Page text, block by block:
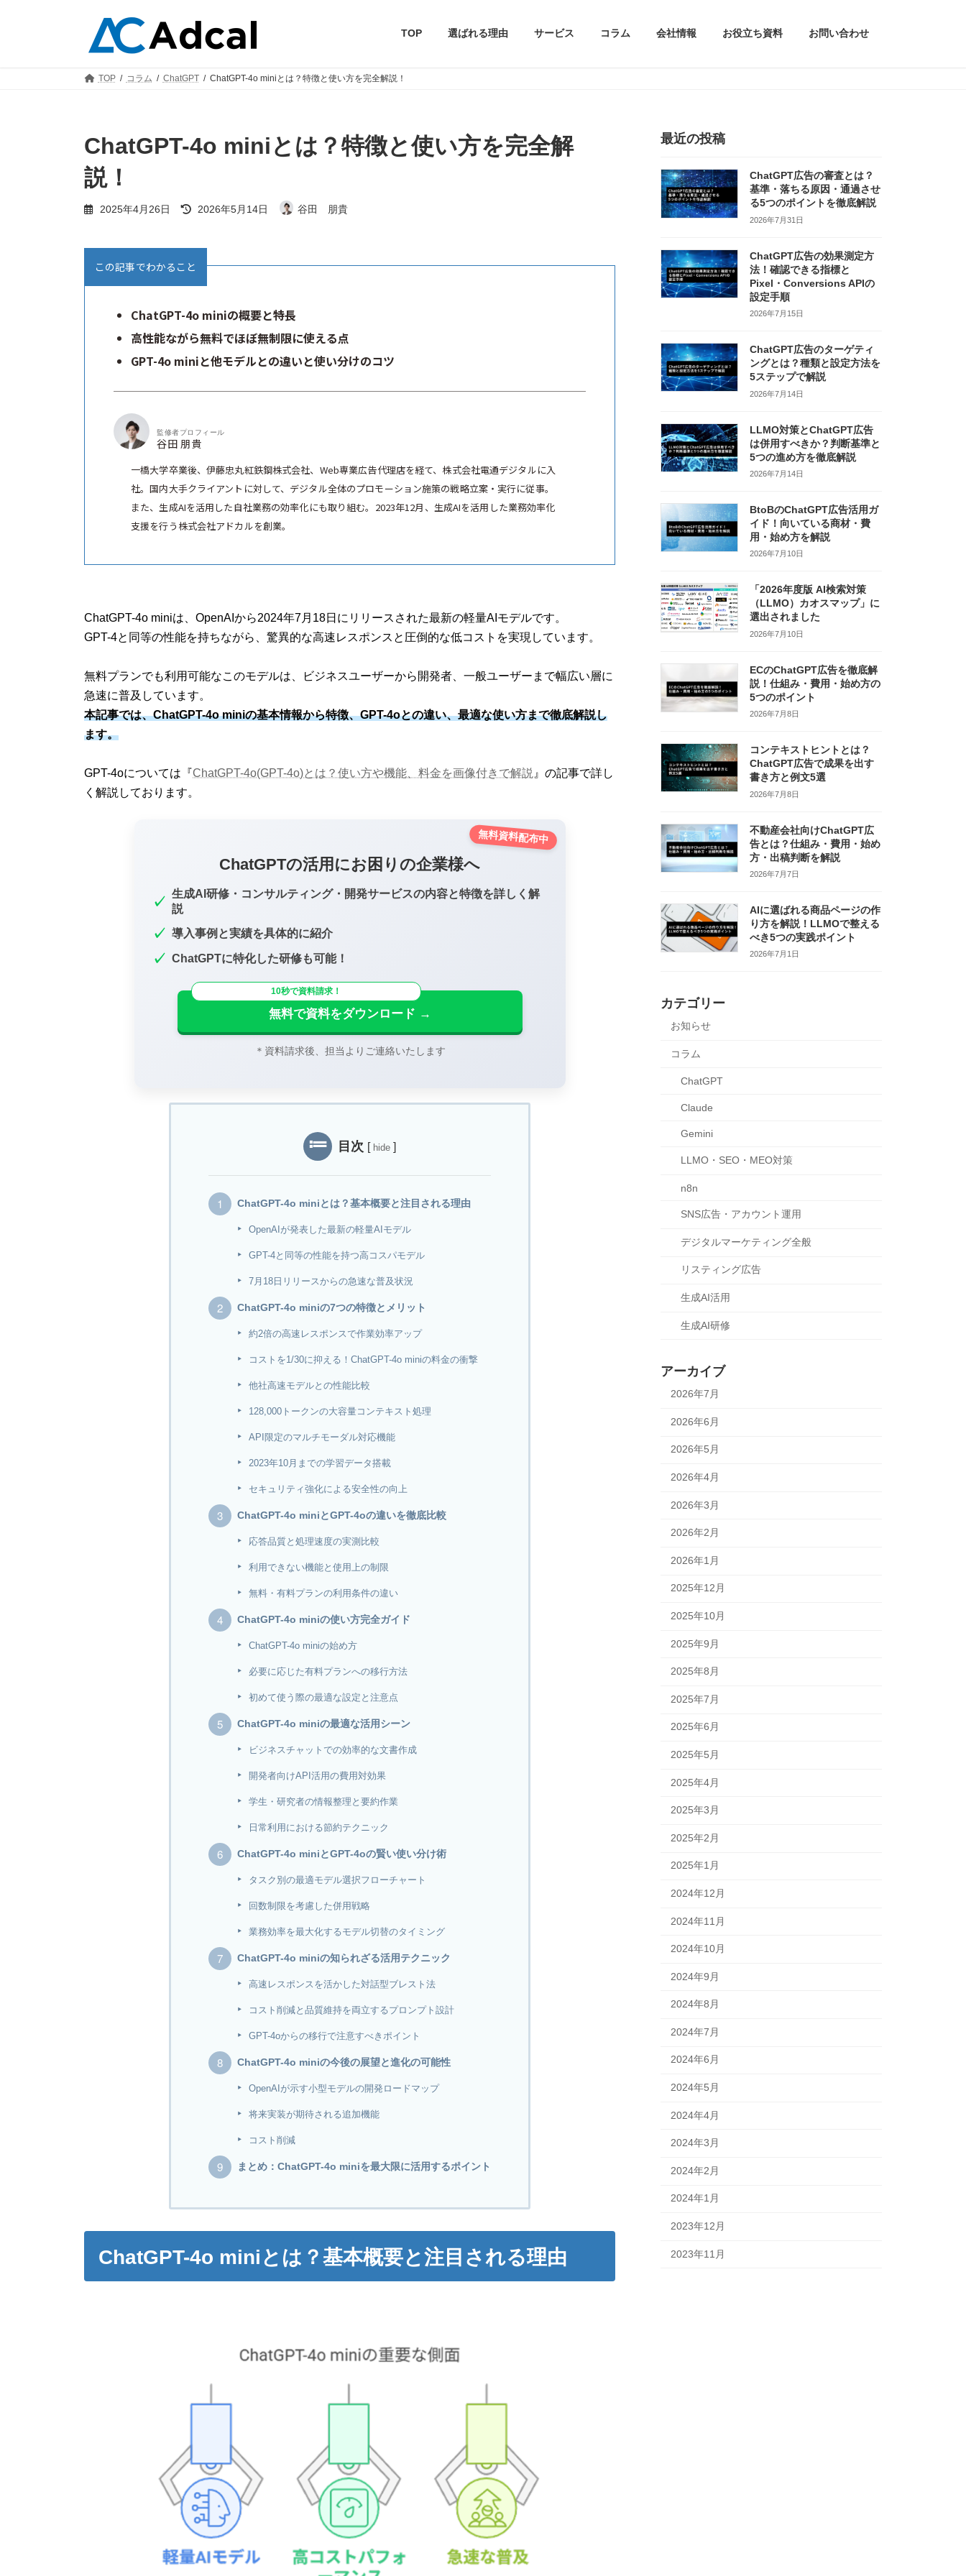
TOP 選ばれる理由 サービス コラム 会社情報 お役立ち資料 お問い合わせ
TOP コラム ChatGPT ChatGPT-4o miniとは？特徴と使い方を完全解説！
ChatGPT-4o miniとは？特徴と使い方を完全解
説！
2025年4月26日
最
終
時
2026年5月14日 谷田 朋貴
この記事でわかること
ChatGPT-4o miniの概要と特長
高性能ながら無料でほぼ無制限に使える点
GPT-4o miniと他モデルとの違いと使い分けのコツ
監修者プロフィール
谷田 朋貴
一橋大学卒業後、伊藤忠丸紅鉄鋼株式会社、Web専業広告代理店を経て、株式会社電通デジタルに入
社。国内大手クライアントに対して、デジタル全体のプロモーション施策の戦略立案・実行に従事。
また、生成AIを活用した自社業務の効率化にも取り組む。2023年12月、生成AIを活用した業務効率化
支援を行う株式会社アドカルを創業。
ChatGPT-4o miniは、OpenAIから2024年7月18日にリリースされた最新の軽量AIモデルです。
GPT-4と同等の性能を持ちながら、驚異的な高速レスポンスと圧倒的な低コストを実現しています。
無料プランでも利用可能なこのモデルは、ビジネスユーザーから開発者、一般ユーザーまで幅広い層に
急速に普及しています。
本記事では、ChatGPT-4o miniの基本情報から特徴、GPT-4oとの違い、最適な使い方まで徹底解説し
ます。
GPT-4oについては『ChatGPT-4o(GPT-4o)とは？使い方や機能、料金を画像付きで解説 』の記事で詳し
く解説しております。
無料資料配布中
ChatGPTの活用にお困りの企業様へ
✓ 生成AI研修・コンサルティング・開発サービスの内容と特徴を詳しく解
説
✓ 導入事例と実績を具体的に紹介
✓ ChatGPTに特化した研修も可能！
10秒で資料請求！
無料で資料をダウンロード →
＊資料請求後、担当よりご連絡いたします
目次 [ hide ]
ChatGPT-4o miniとは？基本概要と注目される理由
OpenAIが発表した最新の軽量AIモデル
GPT-4と同等の性能を持つ高コスパモデル
7月18日リリースからの急速な普及状況
ChatGPT-4o miniの7つの特徴とメリット
約2倍の高速レスポンスで作業効率アップ
コストを1/30に抑える！ChatGPT-4o miniの料金の衝撃
他社高速モデルとの性能比較
128,000トークンの大容量コンテキスト処理
API限定のマルチモーダル対応機能
2023年10月までの学習データ搭載
セキュリティ強化による安全性の向上
ChatGPT-4o miniとGPT-4oの違いを徹底比較
応答品質と処理速度の実測比較
利用できない機能と使用上の制限
無料・有料プランの利用条件の違い
ChatGPT-4o miniの使い方完全ガイド
ChatGPT-4o miniの始め方
必要に応じた有料プランへの移行方法
初めて使う際の最適な設定と注意点
ChatGPT-4o miniの最適な活用シーン
ビジネスチャットでの効率的な文書作成
開発者向けAPI活用の費用対効果
学生・研究者の情報整理と要約作業
日常利用における節約テクニック
ChatGPT-4o miniとGPT-4oの賢い使い分け術
タスク別の最適モデル選択フローチャート
回数制限を考慮した併用戦略
業務効率を最大化するモデル切替のタイミング
ChatGPT-4o miniの知られざる活用テクニック
高速レスポンスを活かした対話型ブレスト法
コスト削減と品質維持を両立するプロンプト設計
GPT-4oからの移行で注意すべきポイント
ChatGPT-4o miniの今後の展望と進化の可能性
OpenAIが示す小型モデルの開発ロードマップ
将来実装が期待される追加機能
コスト削減
まとめ：ChatGPT-4o miniを最大限に活用するポイント
ChatGPT-4o miniとは？基本概要と注目される理由
最近の投稿
ChatGPT広告の審査とは？
基準・落ちる原因・通過させ
る5つのポイントを徹底解説
2026年7月31日
ChatGPT広告の効果測定方
法！確認できる指標と
Pixel・Conversions APIの
設定手順
2026年7月15日
ChatGPT広告のターゲティ
ングとは？種類と設定方法を
5ステップで解説
2026年7月14日
LLMO対策とChatGPT広告
は併用すべきか？判断基準と
5つの進め方を徹底解説
2026年7月14日
BtoBのChatGPT広告活用ガ
イド！向いている商材・費
用・始め方を解説
2026年7月10日
「2026年度版 AI検索対策
（LLMO）カオスマップ」に
選出されました
2026年7月10日
ECのChatGPT広告を徹底解
説！仕組み・費用・始め方の
5つのポイント
2026年7月8日
コンテキストヒントとは？
ChatGPT広告で成果を出す
書き方と例文5選
2026年7月8日
不動産会社向けChatGPT広
告とは？仕組み・費用・始め
方・出稿判断を解説
2026年7月7日
AIに選ばれる商品ページの作
り方を解説！LLMOで整える
べき5つの実践ポイント
2026年7月1日
カテゴリー
お知らせ
コラム
ChatGPT
Claude
Gemini
LLMO・SEO・MEO対策
n8n
SNS広告・アカウント運用
デジタルマーケティング全般
リスティング広告
生成AI活用
生成AI研修
アーカイブ
2026年7月
2026年6月
2026年5月
2026年4月
2026年3月
2026年2月
2026年1月
2025年12月
2025年10月
2025年9月
2025年8月
2025年7月
2025年6月
2025年5月
2025年4月
2025年3月
2025年2月
2025年1月
2024年12月
2024年11月
2024年10月
2024年9月
2024年8月
2024年7月
2024年6月
2024年5月
2024年4月
2024年3月
2024年2月
2024年1月
2023年12月
2023年11月